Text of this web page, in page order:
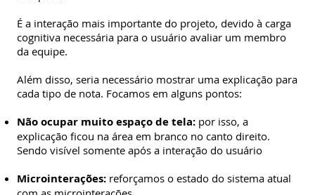
É a interação mais importante do projeto, devido à carga
cognitiva necessária para o usuário avaliar um membro
da equipe.
Além disso, seria necessário mostrar uma explicação para
cada tipo de nota. Focamos em alguns pontos:
Não ocupar muito espaço de tela: por isso, a
explicação ficou na área em branco no canto direito.
Sendo visível somente após a interação do usuário
Microinterações: reforçamos o estado do sistema atual